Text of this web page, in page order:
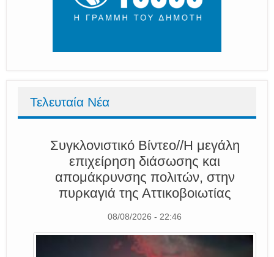
Τελευταία Νέα
Συγκλονιστικό Βίντεο//Η μεγάλη
επιχείρηση διάσωσης και
απομάκρυνσης πολιτών, στην
πυρκαγιά της Αττικοβοιωτίας
08/08/2026 - 22:46